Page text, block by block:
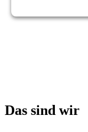
Das sind wir